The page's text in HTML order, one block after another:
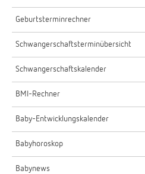
Geburtsterminrechner
Schwangerschaftsterminübersicht
Schwangerschaftskalender
BMI-Rechner
Baby-Entwicklungskalender
Babyhoroskop
Babynews